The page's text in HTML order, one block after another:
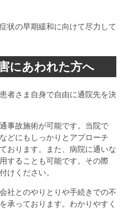
状の早期緩和に向けて尽力して
にあわれた方へ
者さま自身で自由に通院先を決
事故施術が可能です。当院で
どにもしっかりとアプローチ
おります。また、病院に通いな
することも可能です。その際
けください。
社とのやりとりや手続きでの不
承っております。わかりやすく